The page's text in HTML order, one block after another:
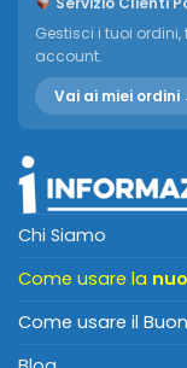
Gestisci i tuoi
account.
Vai ai miei ordini
Chi Siamo
Come usare la
Come usare il